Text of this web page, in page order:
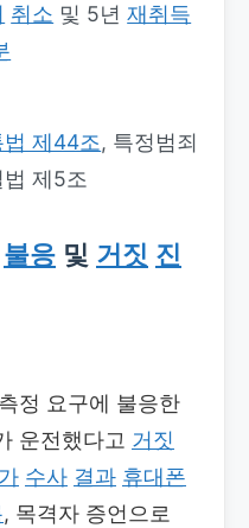
취소 및 5년재취득
법 제44조, 특정범죄
제5조
불응 및 거짓 진
정 요구에 불응한
운전했다고 거짓
수사 결과 휴대폰
, 목격자 증언으로